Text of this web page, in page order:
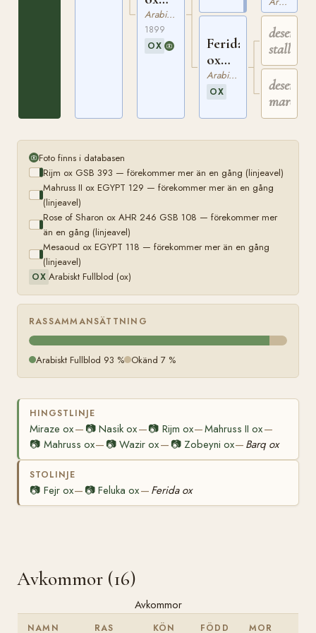
GSB
351
Arabiskt Fullblod
1899
OX
Ferida
ox
GSB
120
Arabiskt Fullblod
OX
88
desert
stallion
desert
mare
Foto finns i databasen
Rijm ox GSB 393 — förekommer mer än en gång (linjeavel)
Mahruss II ox EGYPT 129 — förekommer mer än en gång
(linjeavel)
Rose of Sharon ox AHR 246 GSB 108 — förekommer mer
än en gång (linjeavel)
Mesaoud ox EGYPT 118 — förekommer mer än en gång
(linjeavel)
OX Arabiskt Fullblod (ox)
RASSAMMANSÄTTNING
Arabiskt Fullblod 93 % Okänd 7 %
HINGSTLINJE
Miraze ox— 📷Nasik ox—📷 Rijm ox—Mahruss II ox—
📷 Mahruss ox— 📷Wazir ox— 📷 Zobeyni ox— Barq ox
STOLINJE
📷 Fejr ox— 📷Feluka ox— Ferida ox
Avkommor (16)
Avkommor
NAMN RAS KÖN FÖDD MOR